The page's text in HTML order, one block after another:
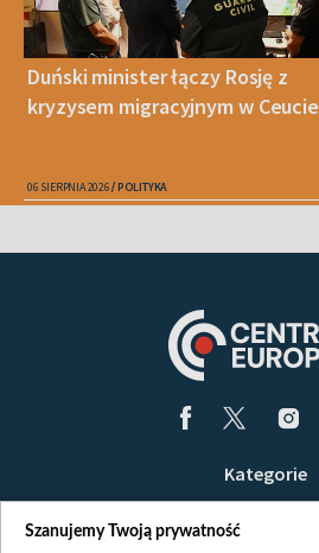
Duński minister łączy Rosję z
kryzysem migracyjnym w Ceucie
06 SIERPNIA 2026 POLITYKA
Kategorie
Szanujemy Twoją prywatność